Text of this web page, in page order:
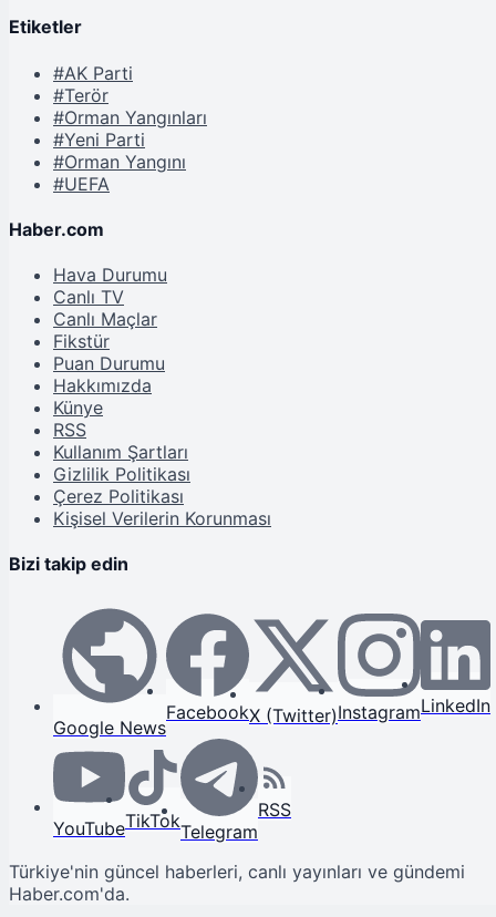
Etiketler
#AK Parti
#Terör
#Orman Yangınları
#Yeni Parti
#Orman Yangını
#UEFA
Haber.com
Hava Durumu
Canlı TV
Canlı Maçlar
Fikstür
Puan Durumu
Hakkımızda
Künye
RSS
Kullanım Şartları
Gizlilik Politikası
Çerez Politikası
Kişisel Verilerin Korunması
Bizi takip edin
Google News
FacebookX (Twitter)InstagramLinkedIn
YouTubeTikTokTelegram
RSS
Türkiye'nin güncel haberleri, canlı yayınları ve gündemi
Haber.com'da.